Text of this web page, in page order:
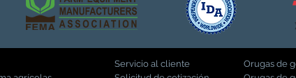
Servicio al cliente
Orugas de